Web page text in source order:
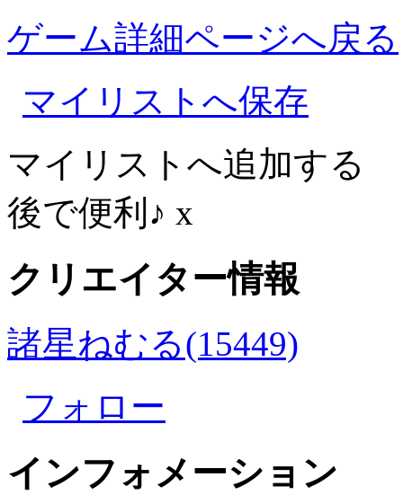
ゲーム詳細ページへ戻る
マイリストへ保存
マイリストへ追加する
後で便利♪ x
クリエイター情報
諸星ねむる(15449)
フォロー
インフォメーション